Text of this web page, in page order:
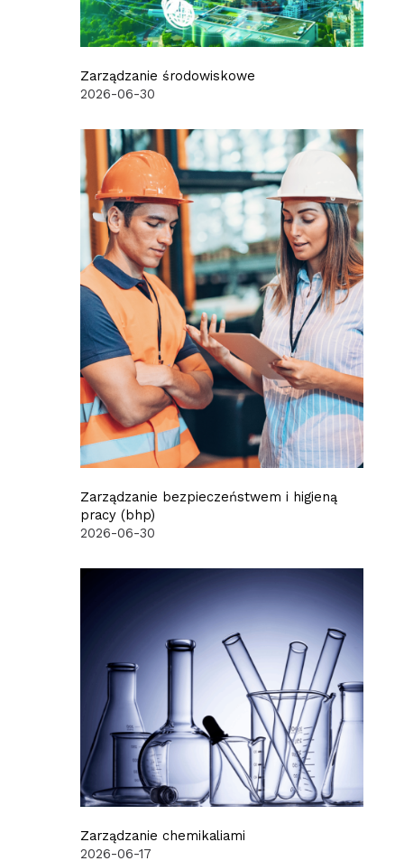
Zarządzanie środowiskowe
2026-06-30
Zarządzanie bezpieczeństwem i higieną
pracy (bhp)
2026-06-30
Zarządzanie chemikaliami
2026-06-17